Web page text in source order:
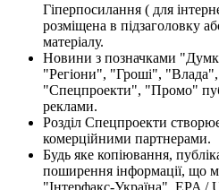
Гіперпосилання ( для
розміщена в підзаголовку
матеріалу.
Новини з позначками
"Регіони", "Гроші",
"Спецпроекти", "Промо"
реклами.
Розділ Спецпроекти
комерційними партнерами.
Будь яке копіювання,
поширення інформації, що